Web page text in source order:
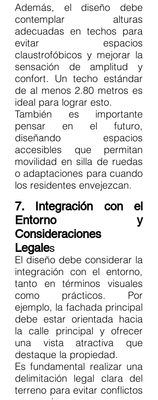
Además, el diseño debe
contemplar alturas
adecuadas en techos para
evitar espacios
claustrofóbicos y mejorar la
sensación de amplitud y
confort. Un techo estándar
de al menos 2.80 metros es
ideal para lograr esto.
También es importante
pensar en el futuro,
diseñando espacios
accesibles que permitan
movilidad en silla de ruedas
o adaptaciones para cuando
los residentes envejezcan.
7. Integración con el
Entorno y
Consideraciones
Legales
El diseño debe considerar la
integración con el entorno,
tanto en términos visuales
como prácticos. Por
ejemplo, la fachada principal
debe estar orientada hacia
la calle principal y ofrecer
una vista atractiva que
destaque la propiedad.
Es fundamental realizar una
delimitación legal clara del
terreno para evitar conflictos